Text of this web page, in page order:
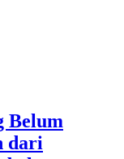
Belum
dari